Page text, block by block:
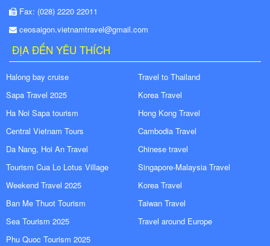
Fax: (028) 2220 22011
ceosaigon.vietnamtravel@gmail.com
ĐỊA ĐẾN YÊU THÍCH
Halong bay cruise
Sapa Travel 2025
Ha Noi Sapa tourism
Central Vietnam Tours
Da Nang, Hoi An Travel
Tourism Cua Lo Lotus Village
Weekend Travel 2025
Ban Me Thuot Tourism
Sea Tourism 2025
Phu Quoc Tourism 2025
Travel to Thailand
Korea Travel
Hong Kong Travel
Cambodia Travel
Chinese travel
Singapore-Malaysia Travel
Korea Travel
Taiwan Travel
Travel around Europe